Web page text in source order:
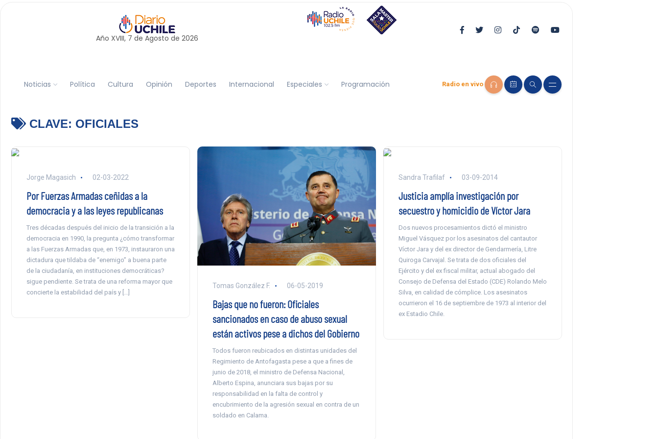
Año XVIII, 7 de Agosto de 2026
Noticias Política Cultura Opinión Deportes Internacional Especiales Programación Radio en vivo
CLAVE: OFICIALES
Jorge Magasich 02-03-2022
Por Fuerzas Armadas ceñidas a la
democracia y a las leyes republicanas
Tres décadas después del inicio de la transición a la
democracia en 1990, la pregunta ¿cómo transformar
a las Fuerzas Armadas que, en 1973, instauraron una
dictadura que tildaba de “enemigo” a buena parte
de la ciudadanía, en instituciones democráticas?
sigue pendiente. Se trata de una reforma mayor que
concierte la estabilidad del país y […]
Tomas González F. 06-05-2019
Bajas que no fueron: Oficiales
sancionados en caso de abuso sexual
están activos pese a dichos del Gobierno
Todos fueron reubicados en distintas unidades del
Regimiento de Antofagasta pese a que a fines de
junio de 2018, el ministro de Defensa Nacional,
Alberto Espina, anunciara sus bajas por su
responsabilidad en la falta de control y
encubrimiento de la agresión sexual en contra de un
soldado en Calama.
Sandra Trafilaf 03-09-2014
Justicia amplía investigación por
secuestro y homicidio de Víctor Jara
Dos nuevos procesamientos dictó el ministro
Miguel Vásquez por los asesinatos del cantautor
Víctor Jara y del ex director de Gendarmería, Litre
Quiroga Carvajal. Se trata de dos oficiales del
Ejército y del ex fiscal militar, actual abogado del
Consejo de Defensa del Estado (CDE) Rolando Melo
Silva, en calidad de cómplice. Los asesinatos
ocurrieron el 16 de septiembre de 1973 al interior del
ex Estadio Chile.